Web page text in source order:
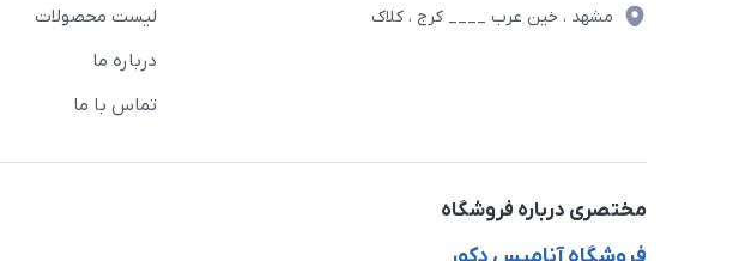
مشهد ، خین عرب ____ کرج ، کلاک
لیست محصولات
درباره ما
تماس با ما
مختصری درباره فروشگاه